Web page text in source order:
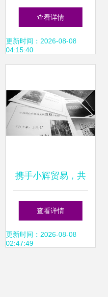
名单更新，附完整
输华水果名录，专
查看详情
更新时间：2026-08-08
04:15:40
携手小辉贸易，共
赢通讯产品代理加
盟新机遇
查看详情
更新时间：2026-08-08
02:47:49